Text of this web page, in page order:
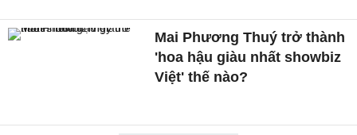
Mai Phương Thuý trở thành
'hoa hậu giàu nhất showbiz
Việt' thế nào?